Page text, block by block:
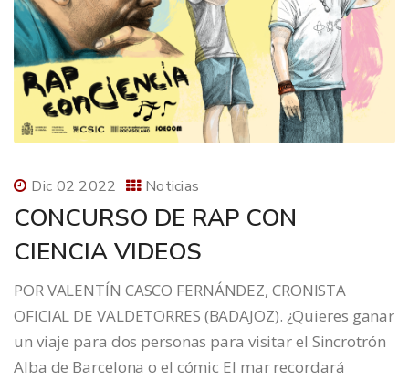
Dic 02 2022 Noticias
CONCURSO DE RAP CON
CIENCIA VIDEOS
POR VALENTÍN CASCO FERNÁNDEZ, CRONISTA
OFICIAL DE VALDETORRES (BADAJOZ). ¿Quieres ganar
un viaje para dos personas para visitar el Sincrotrón
Alba de Barcelona o el cómic El mar recordará